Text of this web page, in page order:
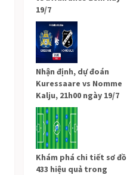
19/7
Nhận định, dự đoán
Kuressaare vs Nomme
Kalju, 21h00 ngày 19/7
Khám phá chi tiết sơ đồ
433 hiệu quả trong